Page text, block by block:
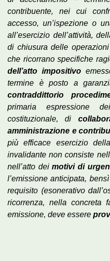
contribuente, nei cui
accesso, un’ispezione o
all’esercizio dell’attività,
di chiusura delle
che ricorrano specifiche
dell’atto impositivo
termine è posto a
contraddittorio
primaria espressione
costituzionale, di
amministrazione e
più efficace esercizio
invalidante non consiste
nell’atto deimotivi di
l’emissione anticipata,
requisito (esonerativo
ricorrenza, nella concreta
emissione, deve essere